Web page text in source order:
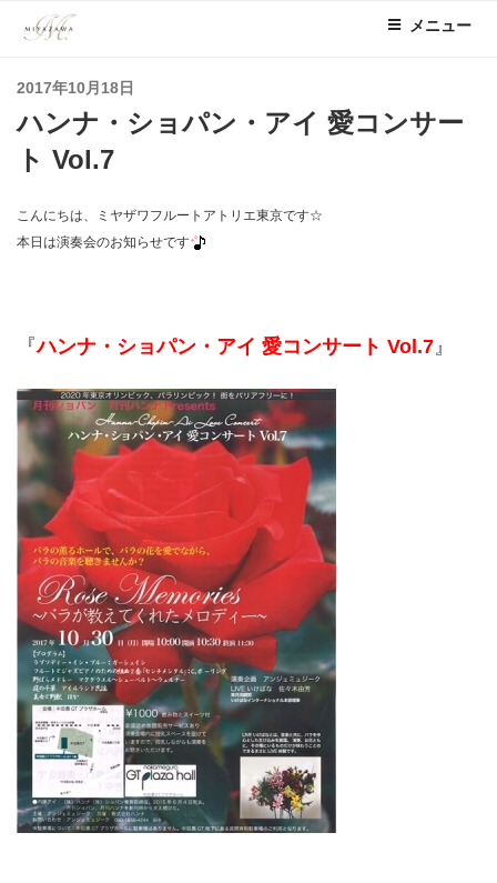
メニュー
投
稿
日:
2017年10月18日
ハンナ・ショパン・アイ 愛コンサー
ト Vol.7
こんにちは、ミヤザワフルートアトリエ東京です☆
本日は演奏会のお知らせです
『ハンナ・ショパン・アイ 愛コンサート Vol.7』